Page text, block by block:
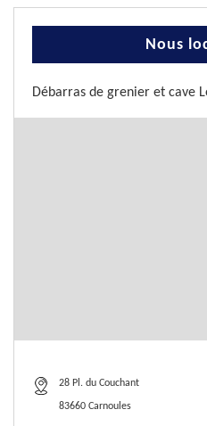
Nous
Débarras de grenier et cave
28 Pl. du Couchant
83660 Carnoules